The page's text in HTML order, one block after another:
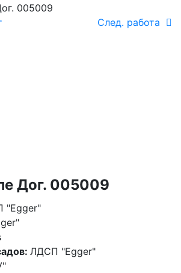
005009
След. работа
Дог. 005009
"Egger"
ЛДСП "Egger"